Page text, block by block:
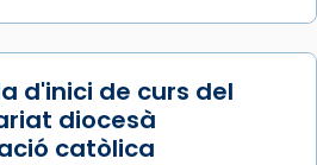
de Barcelona
d'inici de curs del
diocesà
catòlica